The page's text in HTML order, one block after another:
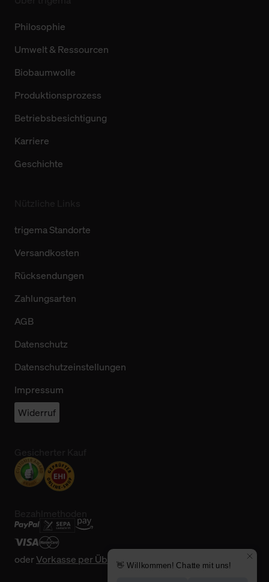
Philosophie
Umwelt & Ressourcen
Biobaumwolle
Produktionsprozess
Betriebsbesichtigung
Karriere
Geschichte
trigema Standorte
Versandkosten
Rücksendungen
Zahlungsarten
AGB
Datenschutz
Datenschutzeinstellungen
Impressum
Widerruf
oderVorkasse per Überweisung